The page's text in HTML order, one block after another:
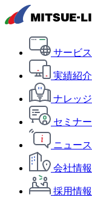
サービス
実績紹介
ナレッジ
セミナー
ニュース
会社情報
採用情報